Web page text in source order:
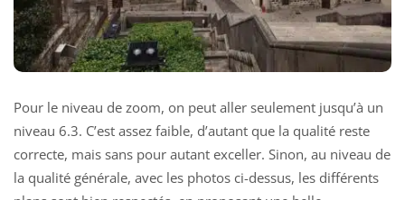
Pour le niveau de zoom, on peut aller seulement jusqu’à un
niveau 6.3. C’est assez faible, d’autant que la qualité reste
correcte, mais sans pour autant exceller. Sinon, au niveau de
la qualité générale, avec les photos ci-dessus, les différents